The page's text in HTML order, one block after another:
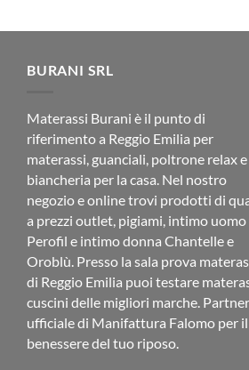
BURANI SRL
Materassi Burani è il punto di
riferimento a Reggio Emilia per
materassi, guanciali, poltrone relax e
biancheria per la casa. Nel nostro
negozio e online trovi prodotti di
a prezzi outlet, pigiami, intimo uomo
Perofil e intimo donna Chantelle e
Oroblù. Presso la sala prova
di Reggio Emilia puoi testare
cuscini delle migliori marche. Partner
ufficiale di Manifattura Falomo per il
benessere del tuo riposo.